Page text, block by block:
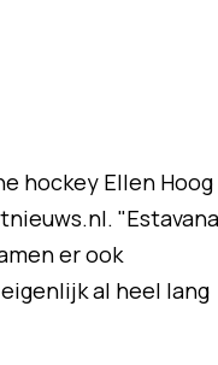
hockey Ellen Hoog
"Estavana
er ook
al heel lang